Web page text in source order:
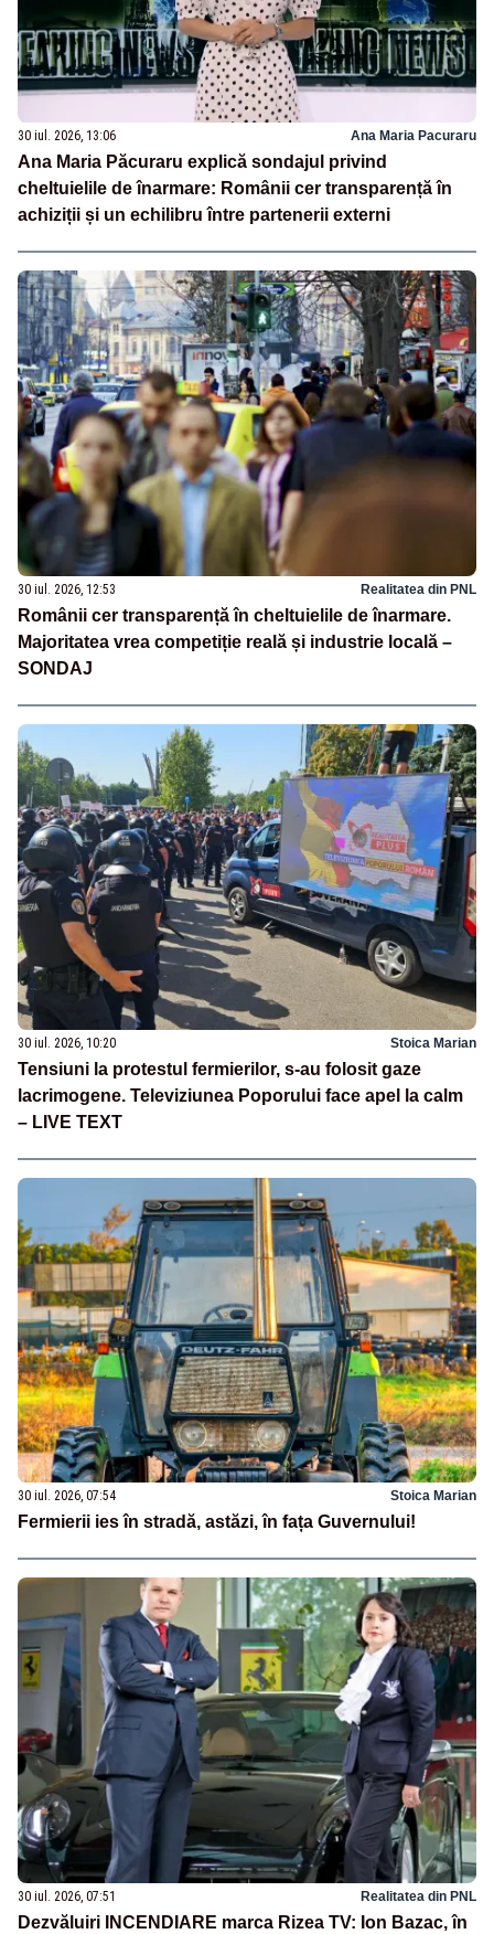
30 iul. 2026, 13:06 Ana Maria Pacuraru
Ana Maria Păcuraru explică sondajul privind
cheltuielile de înarmare: Românii cer transparență în
achiziții și un echilibru între partenerii externi
30 iul. 2026, 12:53 Realitatea din PNL
Românii cer transparență în cheltuielile de înarmare.
Majoritatea vrea competiție reală și industrie locală –
SONDAJ
30 iul. 2026, 10:20 Stoica Marian
Tensiuni la protestul fermierilor, s-au folosit gaze
lacrimogene. Televiziunea Poporului face apel la calm
– LIVE TEXT
30 iul. 2026, 07:54 Stoica Marian
Fermierii ies în stradă, astăzi, în fața Guvernului!
30 iul. 2026, 07:51 Realitatea din PNL
Dezvăluiri INCENDIARE marca Rizea TV: Ion Bazac, în